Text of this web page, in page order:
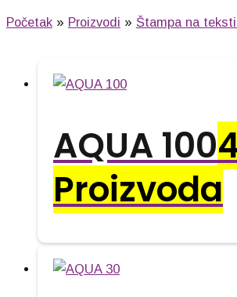
Početak Proizvodi Štampa na
AQUA 100
Proizvoda